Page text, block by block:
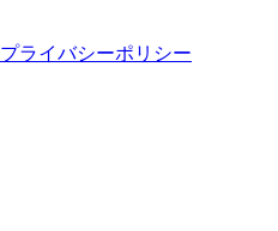
プライバシーポリシー